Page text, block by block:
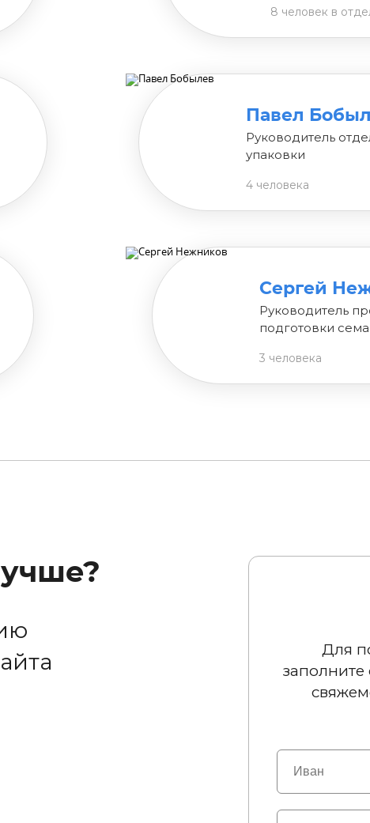
8 человек в
Павел
Руководитель
упаковки
4 человека
Сергей
Руководитель
подготовки
3 человека
Для